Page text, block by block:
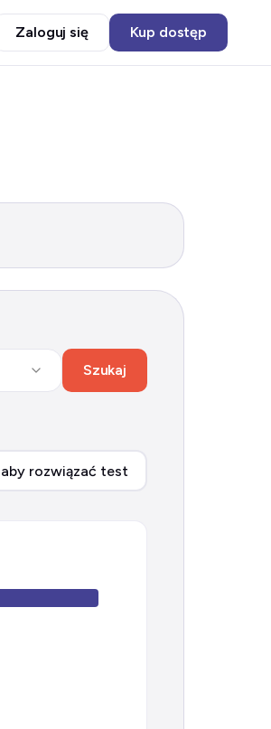
Zaloguj się Kup dostęp
Szukaj
rozwiązać test